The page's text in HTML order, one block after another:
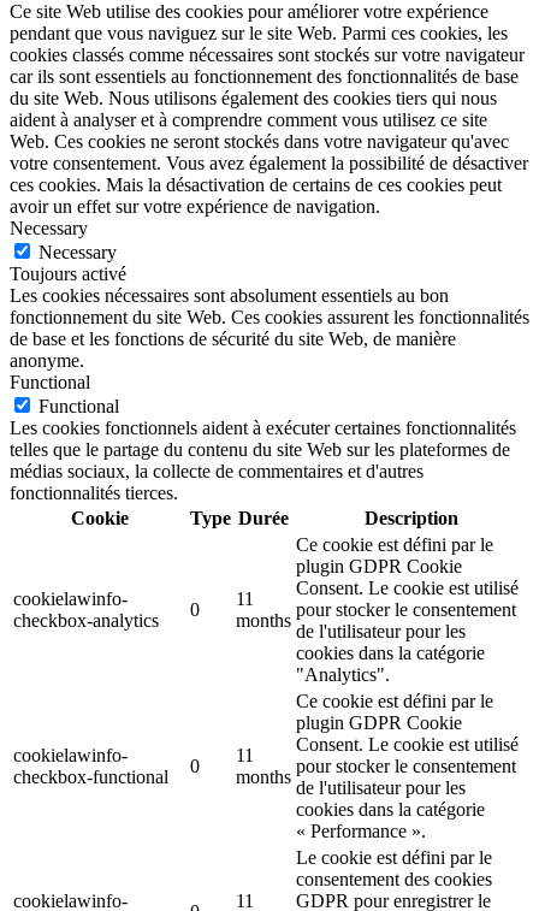
Ce site Web utilise des cookies pour améliorer votre expérience
pendant que vous naviguez sur le site Web. Parmi ces cookies, les
cookies classés comme nécessaires sont stockés sur votre navigateur
car ils sont essentiels au fonctionnement des fonctionnalités de base
du site Web. Nous utilisons également des cookies tiers qui nous
aident à analyser et à comprendre comment vous utilisez ce site
Web. Ces cookies ne seront stockés dans votre navigateur qu'avec
votre consentement. Vous avez également la possibilité de désactiver
ces cookies. Mais la désactivation de certains de ces cookies peut
avoir un effet sur votre expérience de navigation.
Necessary
Necessary
Toujours activé
Les cookies nécessaires sont absolument essentiels au bon
fonctionnement du site Web. Ces cookies assurent les fonctionnalités
de base et les fonctions de sécurité du site Web, de manière
anonyme.
Functional
Functional
Les cookies fonctionnels aident à exécuter certaines fonctionnalités
telles que le partage du contenu du site Web sur les plateformes de
médias sociaux, la collecte de commentaires et d'autres
fonctionnalités tierces.
Cookie
Type Durée Description
cookielawinfo-
checkbox-analytics
0
11
months
Ce cookie est défini par le
plugin GDPR Cookie
Consent. Le cookie est utilisé
pour stocker le consentement
de l'utilisateur pour les
cookies dans la catégorie
"Analytics".
cookielawinfo-
checkbox-functional
0
11
months
Ce cookie est défini par le
plugin GDPR Cookie
Consent. Le cookie est utilisé
pour stocker le consentement
de l'utilisateur pour les
cookies dans la catégorie
« Performance ».
cookielawinfo-
11
Le cookie est défini par le
consentement des cookies
GDPR pour enregistrer le